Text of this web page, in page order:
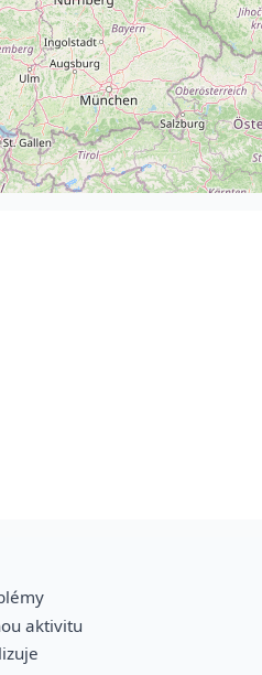
aktivitu